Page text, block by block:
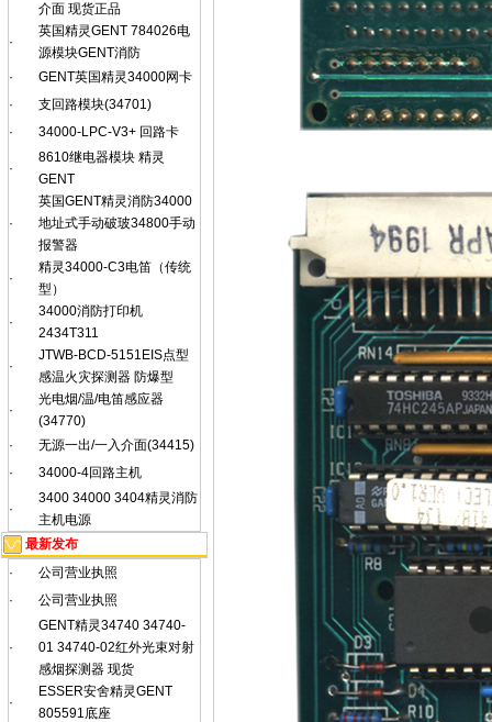
介面 现货正品
·
英国精灵GENT 784026电
源模块GENT消防
·
GENT英国精灵34000网卡
·
支回路模块(34701)
·
34000-LPC-V3+ 回路卡
·
8610继电器模块 精灵
GENT
·
英国GENT精灵消防34000
地址式手动破玻34800手动
报警器
·
精灵34000-C3电笛（传统
型）
·
34000消防打印机
2434T311
·
JTWB-BCD-5151EIS点型
感温火灾探测器 防爆型
·
光电烟/温/电笛感应器
(34770)
·
无源一出/一入介面(34415)
·
34000-4回路主机
·
3400 34000 3404精灵消防
主机电源
最新发布
·
公司营业执照
·
公司营业执照
·
GENT精灵34740 34740-
01 34740-02红外光束对射
感烟探测器 现货
·
ESSER安舍精灵GENT
805591底座